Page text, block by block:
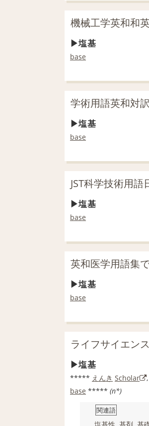
機械工学英和和
塩基
base
学術用語英和対
塩基
base
JST科学技術用
塩基
base
英和医学用語集
塩基
base
ライフサイエン
塩基
***** えんき Scholar ,
base ***** (n*)
関連語
塩基性 基剤 基